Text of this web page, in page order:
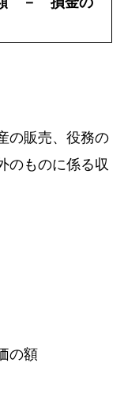
の販売、役務の
のものに係る収
の額